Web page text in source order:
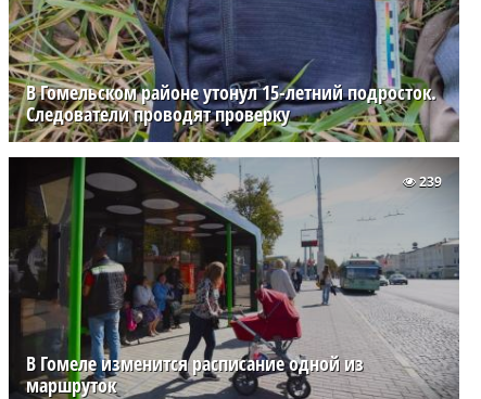
В Гомельском районе утонул 15-летний подросток.
Следователи проводят проверку
В Гомеле изменится расписание одной из
маршруток
239